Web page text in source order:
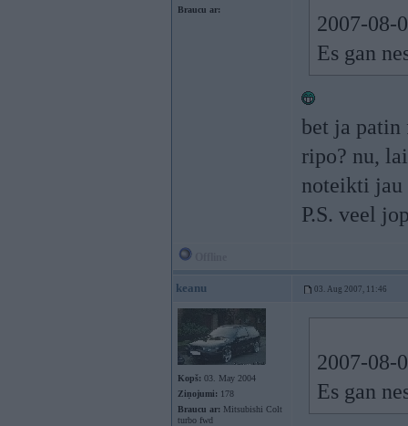
Braucu ar:
2007-08-
Es gan
bet ja
ripo? nu,
noteikti jau
P.S. veel
keanu 03. Aug 2007, 11:46
Kopš: 03. May 2004
Ziņojumi: 178
Braucu ar: Mitsubishi Colt
turbo fwd
2007-08-
Es gan